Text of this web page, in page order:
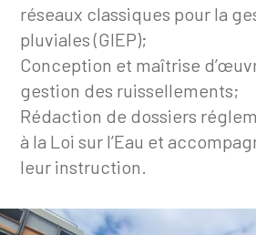
réseaux classiques pour la
pluviales (GIEP);
Conception et maîtrise
gestion des ruissellements;
Rédaction de dossiers
à la Loi sur l’Eau et
leur instruction.